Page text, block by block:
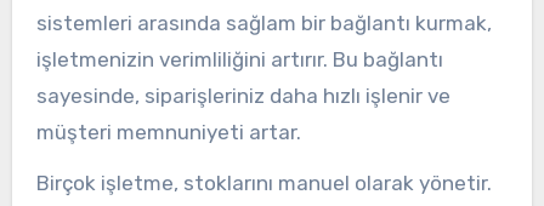
sistemleri arasında sağlam bir bağlantı kurmak,
işletmenizin verimliliğini artırır. Bu bağlantı
sayesinde, siparişleriniz daha hızlı işlenir ve
müşteri memnuniyeti artar.
Birçok işletme, stoklarını manuel olarak yönetir.